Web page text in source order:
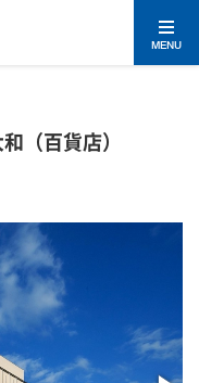
MENU
（百貨店）